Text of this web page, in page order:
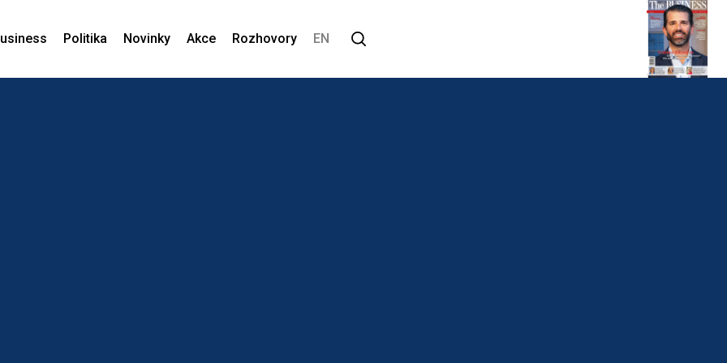
Politika Novinky Akce Rozhovory EN